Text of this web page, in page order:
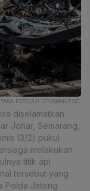
FOTO/AJI STYAWAN/FOC.
diselamatkan
Johar, Semarang,
(3/2) pukul
melakukan
titik api
tersebut yang
Polda Jateng